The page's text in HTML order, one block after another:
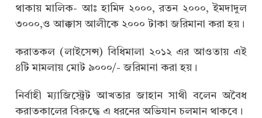
থাকায় মালিক- আঃ হামিদ ২০০০, রতন ২০০০, ইমদাদুল
৩০০০,ও আক্কাস আলীকে ২০০০ টাকা জরিমানা করা হয়।
করাতকল (লাইসেন্স) বিধিমালা ২০১২ এর আওতায় এই
৪টি মামলায় মোট ৯০০০/- জরিমানা করা হয়।
নির্বাহী ম্যাজিস্ট্রেট আখতার জাহান সাথী বলেন অবৈধ
করাতকালের বিরুদ্ধে এ ধরনের অভিযান চলমান থাকবে।